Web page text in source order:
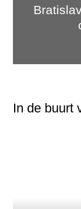
In de buurt